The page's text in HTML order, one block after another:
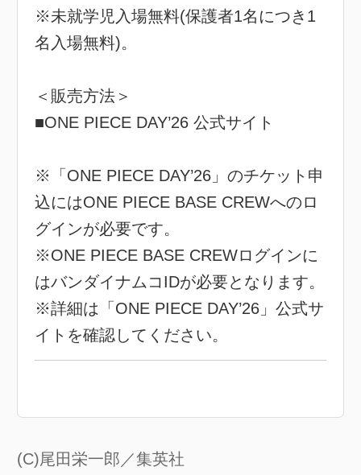
※未就学児入場無料(保護者1名につき1
名入場無料)。
＜販売方法＞
■ONE PIECE DAY’26 公式サイト
※「ONE PIECE DAY’26」のチケット申
込にはONE PIECE BASE CREWへのロ
グインが必要です。
※ONE PIECE BASE CREWログインに
はバンダイナムコIDが必要となります。
※詳細は「ONE PIECE DAY’26」公式サ
イトを確認してください。
(C)尾田栄一郎／集英社